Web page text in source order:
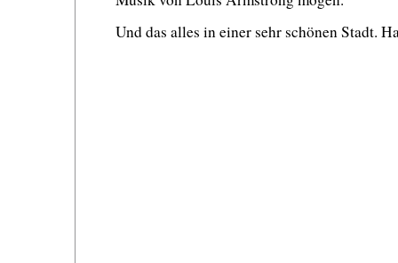
Und das alles in einer sehr schönen Stadt.